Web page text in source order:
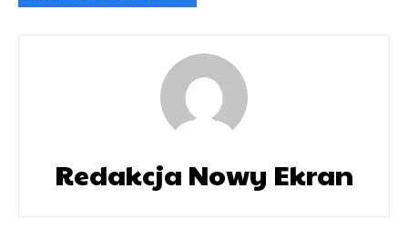
Redakcja Nowy Ekran